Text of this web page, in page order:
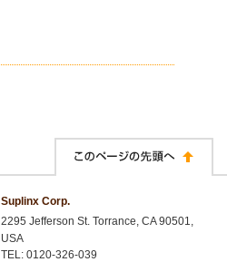
Suplinx Corp.
2295 Jefferson St. Torrance, CA 90501,
USA
TEL: 0120-326-039